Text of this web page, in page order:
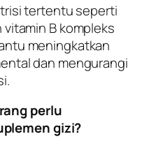
tertentu seperti
B kompleks
meningkatkan
dan mengurangi
perlu
gizi?